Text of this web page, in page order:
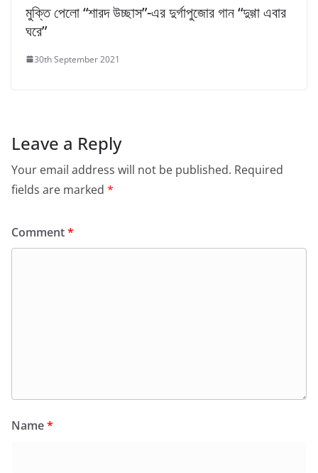
মুক্তি পেলো “শারদ উচ্ছাস”-এর দুর্গাপুজোর গান “দুগ্গা এবার
ঘরে”
30th September 2021
Leave a Reply
Your email address will not be published. Required
fields are marked *
Comment*
Name*